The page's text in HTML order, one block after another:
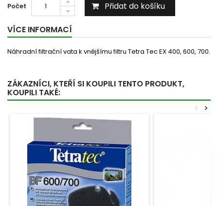
Počet Přidat do košíku
VÍCE INFORMACÍ
Náhradní filtrační vata k vnějšímu filtru Tetra Tec EX 400, 600, 700.
ZÁKAZNÍCI, KTEŘÍ SI KOUPILI TENTO PRODUKT,
KOUPILI TAKÉ:
>
<